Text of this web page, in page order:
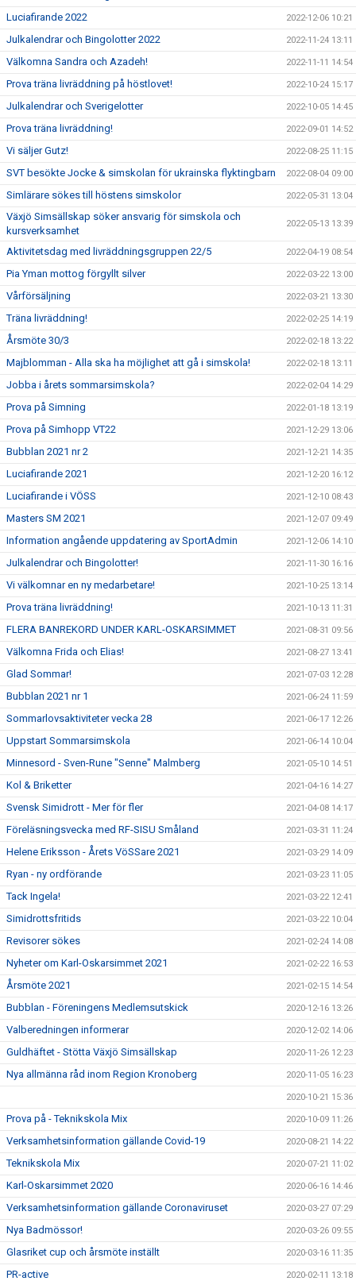
Luciafirande 2022 2022-12-06 10:21
Julkalendrar och Bingolotter 2022 2022-11-24 13:11
Välkomna Sandra och Azadeh! 2022-11-11 14:54
Prova träna livräddning på höstlovet! 2022-10-24 15:17
Julkalendrar och Sverigelotter 2022-10-05 14:45
Prova träna livräddning! 2022-09-01 14:52
Vi säljer Gutz! 2022-08-25 11:15
SVT besökte Jocke & simskolan för ukrainska flyktingbarn 2022-08-04 09:00
Simlärare sökes till höstens simskolor 2022-05-31 13:04
Växjö Simsällskap söker ansvarig för simskola och
kursverksamhet
2022-05-13 13:39
Aktivitetsdag med livräddningsgruppen 22/5 2022-04-19 08:54
Pia Yman mottog förgyllt silver 2022-03-22 13:00
Vårförsäljning 2022-03-21 13:30
Träna livräddning! 2022-02-25 14:19
Årsmöte 30/3 2022-02-18 13:22
Majblomman - Alla ska ha möjlighet att gå i simskola! 2022-02-18 13:11
Jobba i årets sommarsimskola? 2022-02-04 14:29
Prova på Simning 2022-01-18 13:19
Prova på Simhopp VT22 2021-12-29 13:06
Bubblan 2021 nr 2 2021-12-21 14:35
Luciafirande 2021 2021-12-20 16:12
Luciafirande i VÖSS 2021-12-10 08:43
Masters SM 2021 2021-12-07 09:49
Information angående uppdatering av SportAdmin 2021-12-06 14:10
Julkalendrar och Bingolotter! 2021-11-30 16:16
Vi välkomnar en ny medarbetare! 2021-10-25 13:14
Prova träna livräddning! 2021-10-13 11:31
FLERA BANREKORD UNDER KARL-OSKARSIMMET 2021-08-31 09:56
Välkomna Frida och Elias! 2021-08-27 13:41
Glad Sommar! 2021-07-03 12:28
Bubblan 2021 nr 1 2021-06-24 11:59
Sommarlovsaktiviteter vecka 28 2021-06-17 12:26
Uppstart Sommarsimskola 2021-06-14 10:04
Minnesord - Sven-Rune "Senne" Malmberg 2021-05-10 14:51
Kol & Briketter 2021-04-16 14:27
Svensk Simidrott - Mer för fler 2021-04-08 14:17
Föreläsningsvecka med RF-SISU Småland 2021-03-31 11:24
Helene Eriksson - Årets VöSSare 2021 2021-03-29 14:09
Ryan - ny ordförande 2021-03-23 11:05
Tack Ingela! 2021-03-22 12:41
Simidrottsfritids 2021-03-22 10:04
Revisorer sökes 2021-02-24 14:08
Nyheter om Karl-Oskarsimmet 2021 2021-02-22 16:53
Årsmöte 2021 2021-02-15 14:54
Bubblan - Föreningens Medlemsutskick 2020-12-16 13:26
Valberedningen informerar 2020-12-02 14:06
Guldhäftet - Stötta Växjö Simsällskap 2020-11-26 12:23
Nya allmänna råd inom Region Kronoberg 2020-11-05 16:23
2020-10-21 15:36
Prova på - Teknikskola Mix 2020-10-09 11:26
Verksamhetsinformation gällande Covid-19 2020-08-21 14:22
Teknikskola Mix 2020-07-21 11:02
Karl-Oskarsimmet 2020 2020-06-16 14:46
Verksamhetsinformation gällande Coronaviruset 2020-03-27 07:29
Nya Badmössor! 2020-03-26 09:55
Glasriket cup och årsmöte inställt 2020-03-16 11:35
PR-active 2020-02-11 13:18